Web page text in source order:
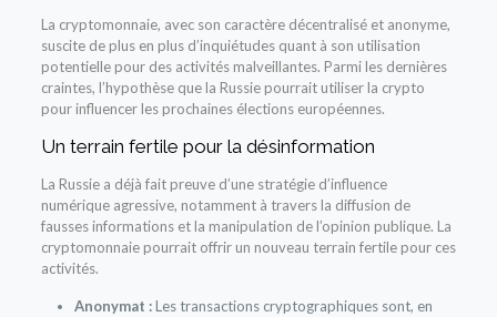
La cryptomonnaie, avec son caractère décentralisé et anonyme,
suscite de plus en plus d’inquiétudes quant à son utilisation
potentielle pour des activités malveillantes. Parmi les dernières
craintes, l’hypothèse que la Russie pourrait utiliser la crypto
pour influencer les prochaines élections européennes.
Un terrain fertile pour la désinformation
La Russie a déjà fait preuve d’une stratégie d’influence
numérique agressive, notamment à travers la diffusion de
fausses informations et la manipulation de l’opinion publique. La
cryptomonnaie pourrait offrir un nouveau terrain fertile pour ces
activités.
Anonymat :Les transactions cryptographiques sont, en